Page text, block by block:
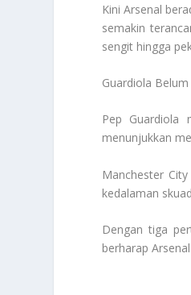
Kini Arsenal
semakin
sengit hingga
Guardiola
Pep Guardiola
menunjukkan
Manchester
kedalaman
Dengan tiga
berharap